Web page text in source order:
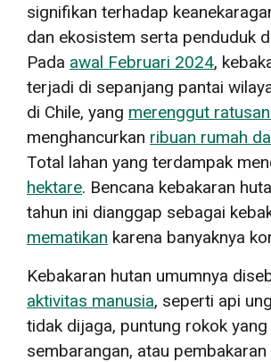
signifikan terhadap
dan ekosistem serta penduduk
Pada awal Februari 2024,
terjadi di sepanjang pantai
di Chile, yang merenggut
menghancurkan ribuan rumah
Total lahan yang terdampak
hektare. Bencana kebakaran
tahun ini dianggap sebagai
mematikan karena banyaknya
Kebakaran hutan umumnya
aktivitas manusia, seperti api
tidak dijaga, puntung rokok
sembarangan, atau pembakaran